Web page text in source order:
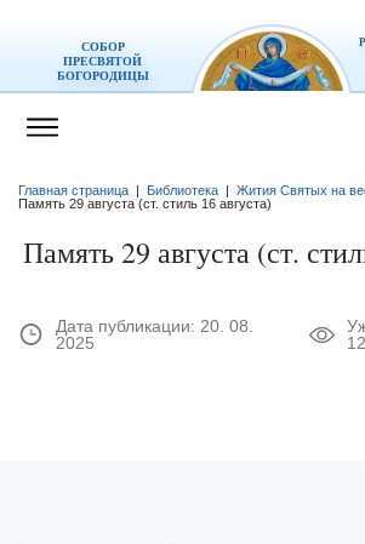
СОБОР
ПРЕСВЯТОЙ
БОГОРОДИЦЫ
Главная страница Библиотека Жития Святых на
Память 29 августа (ст. стиль 16 августа)
Память 29 августа (ст.
Дата публикации:20. 08.
2025